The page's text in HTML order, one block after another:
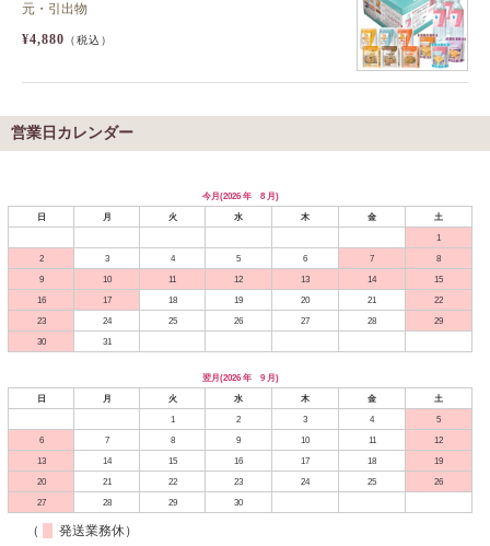
元・引出物
¥4,880 （税込）
営業日カレンダー
今月(2026 年 8 月)
日
月 火 水 木 金
土
1
2
3 4 5 6 7
8
9
10 11 12 13 14
15
16
17 18 19 20 21
22
23
24 25 26 27 28
29
30
31
翌月(2026 年 9 月)
日
月 火 水 木 金
土
1
2 3 4
5
6
7 8 9 10 11
12
13
14 15 16 17 18
19
20
21 22 23 24 25
26
27
28 29 30
（ 発送業務休）